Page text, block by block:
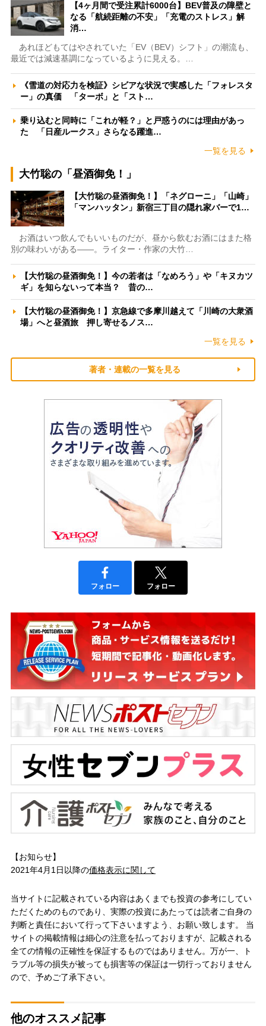
【4ヶ月間で受注累計6000台】BEV普及の障壁と
なる「航続距離の不安」「充電のストレス」解
消…
あれほどもてはやされていた「EV（BEV）シフト」の潮流も、
最近では減速基調になっているように見える。…
《雪道の対応力を検証》シビアな状況で実感した「フォレスタ
ー」の真価 「ターボ」と「スト…
乗り込むと同時に「これが軽？」と戸惑うのには理由があっ
た 「日産ルークス」さらなる躍進…
一覧を見る
大竹聡の「昼酒御免！」
【大竹聡の昼酒御免！】「ネグローニ」「山崎」
「マンハッタン」新宿三丁目の隠れ家バーで1…
お酒はいつ飲んでもいいものだが、昼から飲むお酒にはまた格
別の味わいがある――。ライター・作家の大竹…
【大竹聡の昼酒御免！】今の若者は「なめろう」や「キヌカツ
ギ」を知らないって本当？ 昔の…
【大竹聡の昼酒御免！】京急線で多摩川越えて「川崎の大衆酒
場」へと昼酒旅 押し寄せるノス…
一覧を見る
著者・連載の一覧を見る
フォロー フォロー
【お知らせ】
2021年4月1日以降の価格表示に関して
当サイトに記載されている内容はあくまでも投資の参考にしてい
ただくためのものであり、実際の投資にあたっては読者ご自身の
判断と責任において行って下さいますよう、お願い致します。 当
サイトの掲載情報は細心の注意を払っておりますが、記載される
全ての情報の正確性を保証するものではありません。万が一、ト
ラブル等の損失が被っても損害等の保証は一切行っておりません
ので、予めご了承下さい。
他のオススメ記事